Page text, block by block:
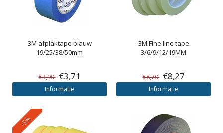
3M afplaktape blauw
19/25/38/50mm
€3,90 €3,71
Informatie
3M Fine line tape
3/6/9/12/19MM
€8,70 €8,27
Informatie
-5%